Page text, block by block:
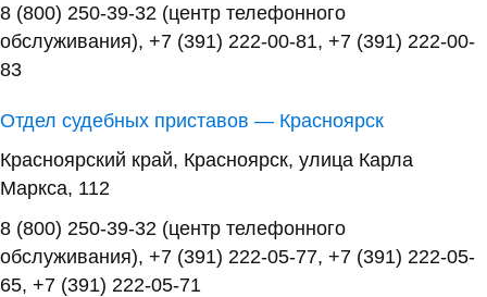
8 (800) 250-39-32 (центр телефонного
обслуживания), +7 (391) 222-00-81, +7 (391) 222-00-
83
Отдел судебных приставов — Красноярск
Красноярский край, Красноярск, улица Карла
Маркса, 112
8 (800) 250-39-32 (центр телефонного
обслуживания), +7 (391) 222-05-77, +7 (391) 222-05-
65, +7 (391) 222-05-71